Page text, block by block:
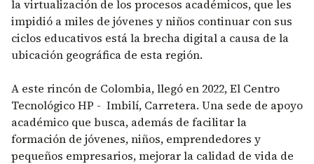
la virtualización de los procesos académicos, que les
impidió a miles de jóvenes y niños continuar con sus
ciclos educativos está la brecha digital a causa de la
ubicación geográfica de esta región.
A este rincón de Colombia, llegó en 2022, El Centro
Tecnológico HP - Imbilí, Carretera. Una sede de apoyo
académico que busca, además de facilitar la
formación de jóvenes, niños, emprendedores y
pequeños empresarios, mejorar la calidad de vida de